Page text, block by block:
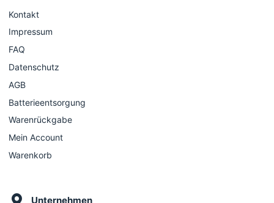
Kontakt
Impressum
FAQ
Datenschutz
AGB
Batterieentsorgung
Warenrückgabe
Mein Account
Warenkorb
Unternehmen